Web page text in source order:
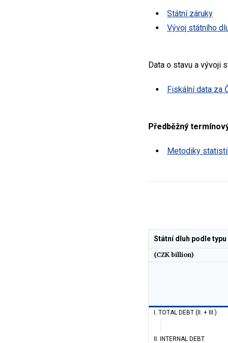
Státní záruky
Vývoj státního
Data o stavu a vývoji
Fiskální data za
Předběžný
Metodiky
Státní dluh podle
(CZK billion)
I. TOTAL DEBT (II. + III.)
II. INTERNAL DEBT